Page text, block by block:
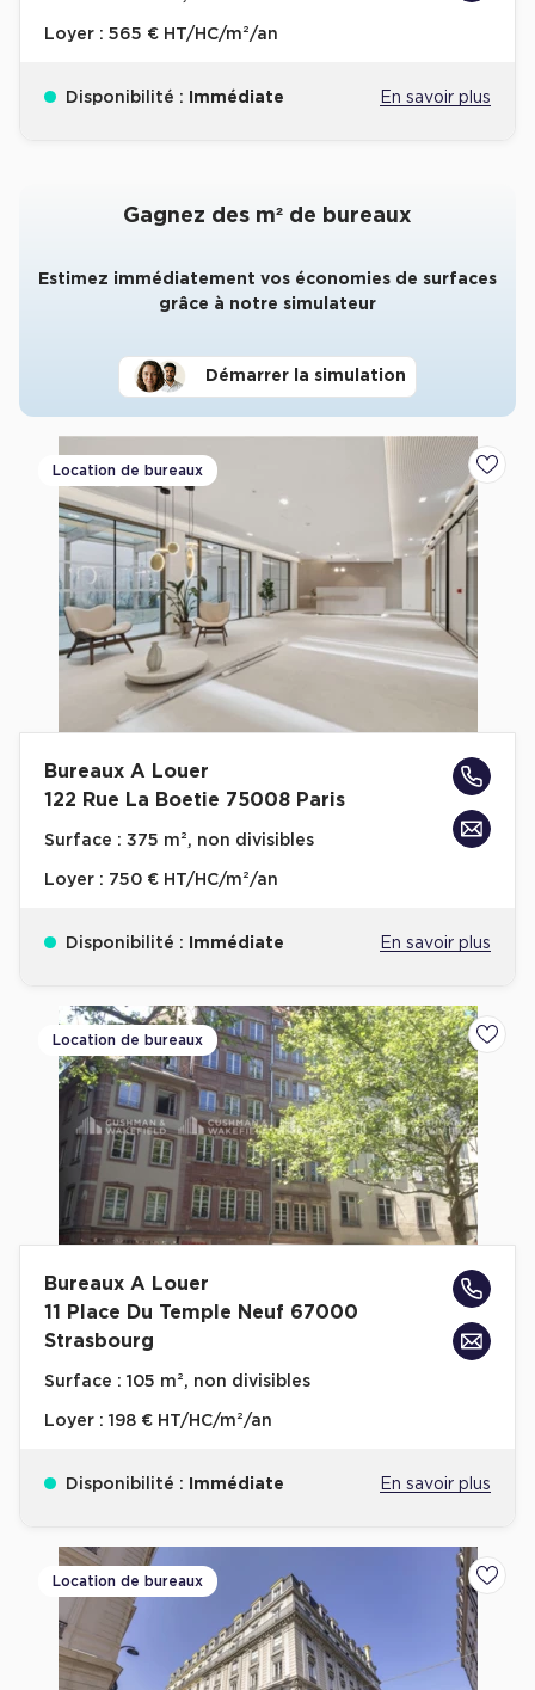
Loyer : 565 € HT/HC/m²/an
Disponibilité : Immédiate En savoir plus
Gagnez des m² de bureaux
Estimez immédiatement vos économies de surfaces
grâce à notre simulateur
Démarrer la simulation
Location de bureaux
Bureaux A Louer
122 Rue La Boetie 75008 Paris
Surface : 375 m², non divisibles
Loyer : 750 € HT/HC/m²/an
Disponibilité : Immédiate En savoir plus
Location de bureaux
Bureaux A Louer
11 Place Du Temple Neuf 67000
Strasbourg
Surface : 105 m², non divisibles
Loyer : 198 € HT/HC/m²/an
Disponibilité : Immédiate En savoir plus
Location de bureaux